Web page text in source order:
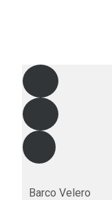
Barco Velero